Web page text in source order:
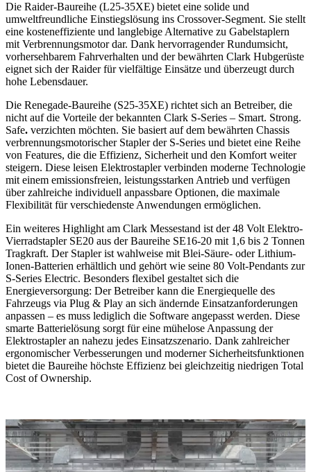
Die Raider-Baureihe (L25-35XE) bietet eine solide und
umweltfreundliche Einstiegslösung ins Crossover-Segment. Sie stellt
eine kosteneffiziente und langlebige Alternative zu Gabelstaplern
mit Verbrennungsmotor dar. Dank hervorragender Rundumsicht,
vorhersehbarem Fahrverhalten und der bewährten Clark Hubgerüste
eignet sich der Raider für vielfältige Einsätze und überzeugt durch
hohe Lebensdauer.
Die Renegade-Baureihe (S25-35XE) richtet sich an Betreiber, die
nicht auf die Vorteile der bekannten Clark S-Series – Smart. Strong.
Safe. verzichten möchten. Sie basiert auf dem bewährten Chassis
verbrennungsmotorischer Stapler der S-Series und bietet eine Reihe
von Features, die die Effizienz, Sicherheit und den Komfort weiter
steigern. Diese leisen Elektrostapler verbinden moderne Technologie
mit einem emissionsfreien, leistungsstarken Antrieb und verfügen
über zahlreiche individuell anpassbare Optionen, die maximale
Flexibilität für verschiedenste Anwendungen ermöglichen.
Ein weiteres Highlight am Clark Messestand ist der 48 Volt Elektro-
Vierradstapler SE20 aus der Baureihe SE16-20 mit 1,6 bis 2 Tonnen
Tragkraft. Der Stapler ist wahlweise mit Blei-Säure- oder Lithium-
Ionen-Batterien erhältlich und gehört wie seine 80 Volt-Pendants zur
S-Series Electric. Besonders flexibel gestaltet sich die
Energieversorgung: Der Betreiber kann die Energiequelle des
Fahrzeugs via Plug & Play an sich ändernde Einsatzanforderungen
anpassen – es muss lediglich die Software angepasst werden. Diese
smarte Batterielösung sorgt für eine mühelose Anpassung der
Elektrostapler an nahezu jedes Einsatzszenario. Dank zahlreicher
ergonomischer Verbesserungen und moderner Sicherheitsfunktionen
bietet die Baureihe höchste Effizienz bei gleichzeitig niedrigen Total
Cost of Ownership.